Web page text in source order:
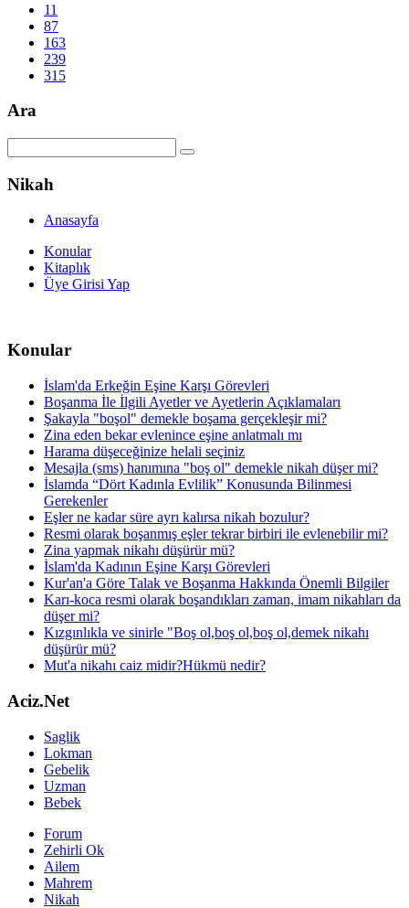
11
87
163
239
315
Ara
Nikah
Anasayfa
Konular
Kitaplık
Üye Girisi Yap
Konular
İslam'da Erkeğin Eşine Karşı Görevleri
Boşanma İle İlgili Ayetler ve Ayetlerin Açıklamaları
Şakayla "boşol" demekle boşama gerçekleşir mi?
Zina eden bekar evlenince eşine anlatmalı mı
Harama düşeceğinize helali seçiniz
Mesajla (sms) hanımına "boş ol" demekle nikah düşer mi?
İslamda “Dört Kadınla Evlilik” Konusunda Bilinmesi
Gerekenler
Eşler ne kadar süre ayrı kalırsa nikah bozulur?
Resmi olarak boşanmış eşler tekrar birbiri ile evlenebilir mi?
Zina yapmak nikahı düşürür mü?
İslam'da Kadının Eşine Karşı Görevleri
Kur'an'a Göre Talak ve Boşanma Hakkında Önemli Bilgiler
Karı-koca resmi olarak boşandıkları zaman, imam nikahları da
düşer mi?
Kızgınlıkla ve sinirle "Boş ol,boş ol,boş ol,demek nikahı
düşürür mü?
Mut'a nikahı caiz midir?Hükmü nedir?
Aciz.Net
Saglik
Lokman
Gebelik
Uzman
Bebek
Forum
Zehirli Ok
Ailem
Mahrem
Nikah